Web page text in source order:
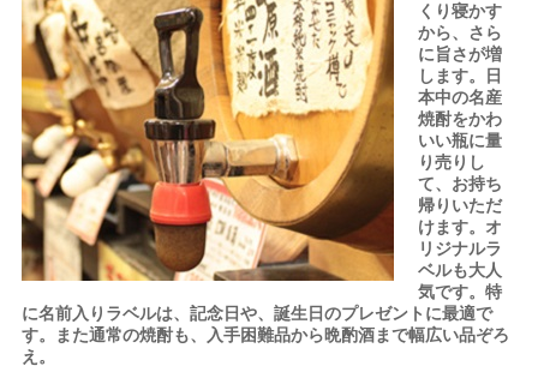
くり寝かす
から、さら
に旨さが増
します。日
本中の名産
焼酎をかわ
いい瓶に量
り売りし
て、お持ち
帰りいただ
けます。オ
リジナルラ
ベルも大人
気です。特
に名前入りラベルは、記念日や、誕生日のプレゼントに最適で
す。また通常の焼酎も、入手困難品から晩酌酒まで幅広い品ぞろ
え。